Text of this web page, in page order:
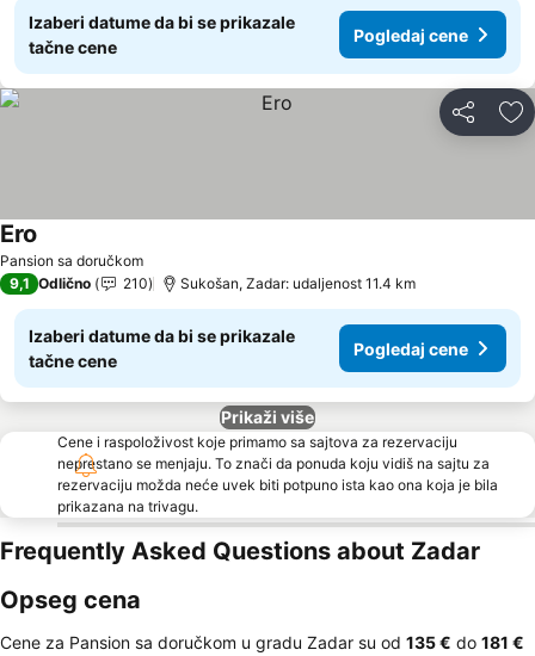
Izaberi datume da bi se prikazale
tačne cene
Pogledaj cene
Deli
Pansion sa doručkom
Ero
9,1 Odlično 210 Sukošan, Zadar: udaljenost 11.4 km
Izaberi datume da bi se prikazale
tačne cene
Pogledaj cene
Prikaži više
Cene i raspoloživost koje primamo sa sajtova za rezervaciju
neprestano se menjaju. To znači da ponuda koju vidiš na sajtu za
rezervaciju možda neće uvek biti potpuno ista kao ona koja je bila
prikazana na trivagu.
Frequently Asked Questions about Zadar
Opseg cena
Cene za Pansion sa doručkom u gradu Zadar su od ‎135 € do ‎181 €